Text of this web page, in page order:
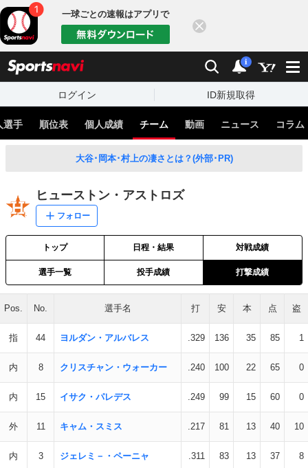
一球ごとの速報はアプリで
検索 通知
i
ログイン ID新規取得
選手 順位表 個人成績 チーム 動画 ニュース コラム
大谷･岡本･村上の凄さとは？(外部･PR)
ヒューストン・アストロズ
フォロー
トップ 日程・結果 対戦成績
選手一覧 投手成績 打撃成績
Pos. No. 選手名 打 安 本 点 盗
指 44 ヨルダン・アルバレス .329 136 35 85 1
内 8 クリスチャン・ウォーカー .240 100 22 65 0
内 15 イサク・パレデス .249 99 15 60 0
外 11 キャム・スミス .217 81 13 40 10
内 3 ジェレミ－・ペーニャ .311 83 13 37 8